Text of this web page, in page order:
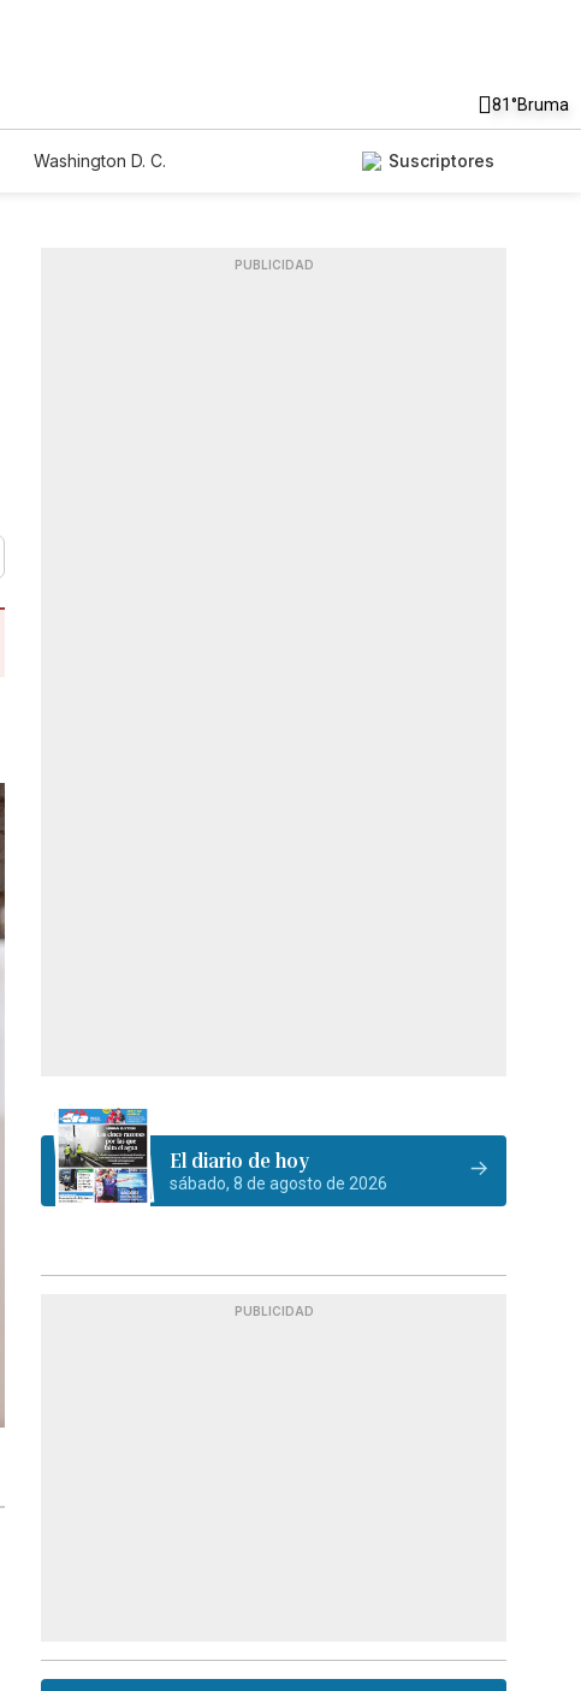
81°Bruma
Washington D. C.
Suscriptores
PUBLICIDAD
El diario de hoy
sábado, 8 de agosto de 2026
PUBLICIDAD